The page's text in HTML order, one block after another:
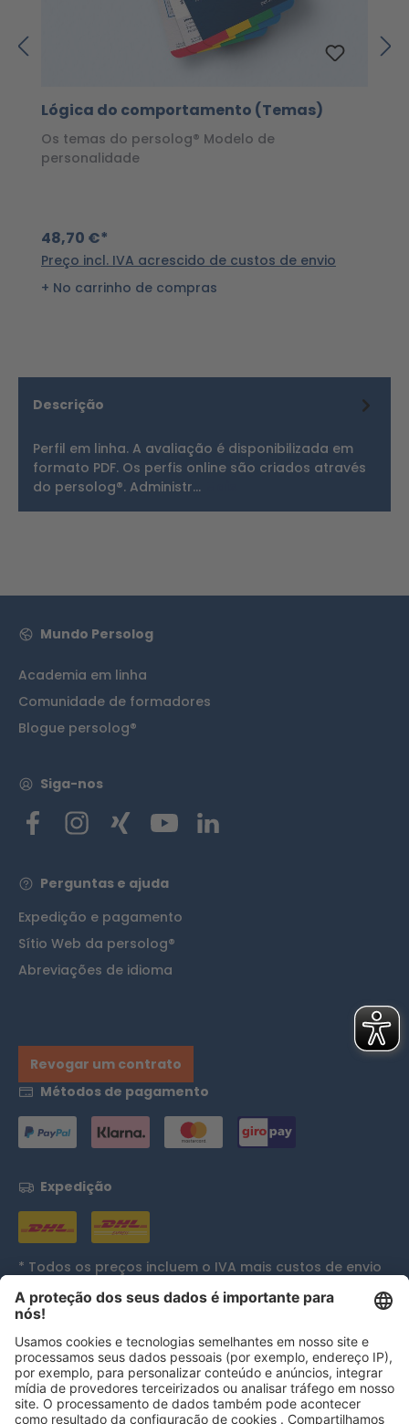
Lógica do comportamento (Temas)
Os temas do persolog® Modelo de
personalidade
48,70 €*
Preço incl. IVA acrescido de custos de envio
No carrinho de compras
Descrição
Perfil em linha. A avaliação é disponibilizada em
formato PDF. Os perfis online são criados através
do persolog®. Administr…
Mundo Persolog
Academia em linha
Comunidade de formadores
Blogue persolog®
Siga-nos
Perguntas e ajuda
Expedição e pagamento
Sítio Web da persolog®
Abreviações de idioma
Revogar um contrato
Métodos de pagamento
Expedição
* Todos os preços incluem o IVA mais custos de envio
e, se aplicável, custos de entrega em dinheiro, exceto
se indicado de outra forma.
Reconhecimentos